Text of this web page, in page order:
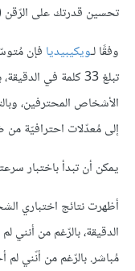
تحسين قدرتك على الرّقن
وفقًا لـويكيبيديا فإن
الأشخاص المحترفين،
إلى مُعدّلات احترافيّة
يمكن أن تبدأ باختبار
الدقيقة، بالرّغم من
مُباشر. بالرّغم من أنّني لم